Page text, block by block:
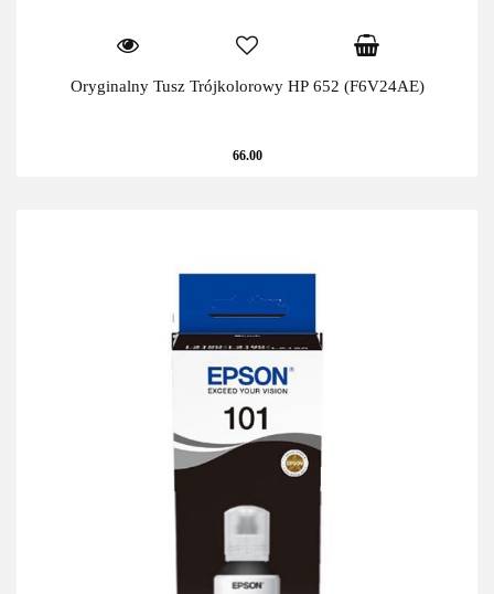
Oryginalny Tusz Trójkolorowy HP 652 (F6V24AE)
66.00